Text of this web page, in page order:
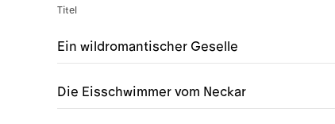
Titel
Ein wildromantischer Geselle
Die Eisschwimmer vom Neckar